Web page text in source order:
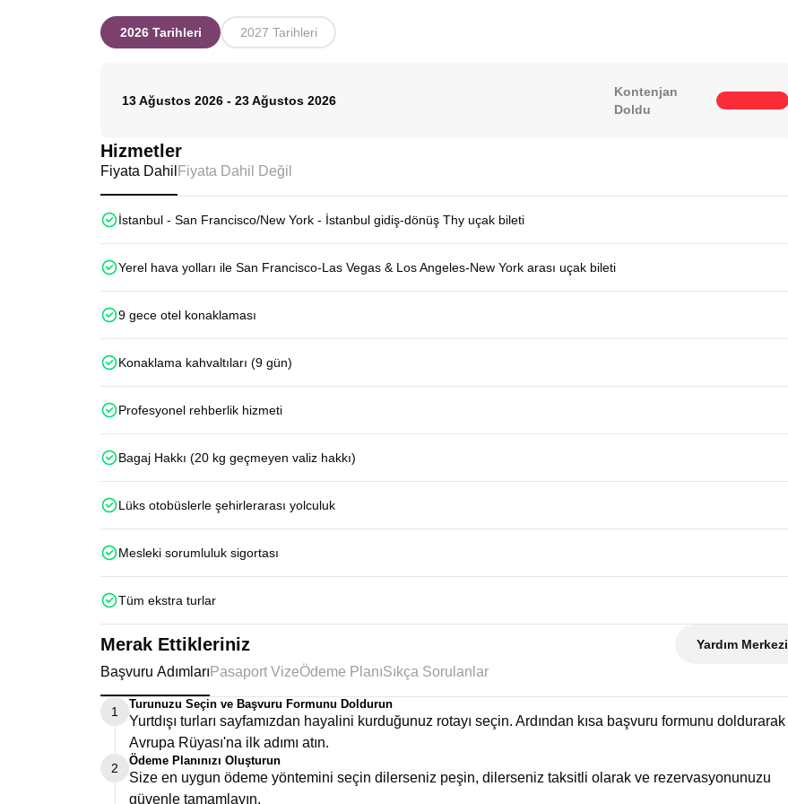
2026 Tarihleri 2027 Tarihleri
13 Ağustos 2026 - 23 Ağustos 2026
Kontenjan
Doldu
Hizmetler
Fiyata Dahil Fiyata Dahil Değil
İstanbul - San Francisco/New York - İstanbul gidiş-dönüş Thy uçak bileti
Yerel hava yolları ile San Francisco-Las Vegas & Los Angeles-New York arası uçak bileti
9 gece otel konaklaması
Konaklama kahvaltıları (9 gün)
Profesyonel rehberlik hizmeti
Bagaj Hakkı (20 kg geçmeyen valiz hakkı)
Lüks otobüslerle şehirlerarası yolculuk
Mesleki sorumluluk sigortası
Tüm ekstra turlar
Merak Ettikleriniz Yardım Merkezi
Başvuru Adımları Pasaport VizeÖdeme Planı Sıkça Sorulanlar
1
Turunuzu Seçin ve Başvuru Formunu Doldurun
Yurtdışı turları sayfamızdan hayalini kurduğunuz rotayı seçin. Ardından kısa başvuru formunu doldurarak
Avrupa Rüyası'na ilk adımı atın.
2
Ödeme Planınızı Oluşturun
Size en uygun ödeme yöntemini seçin dilerseniz peşin, dilerseniz taksitli olarak ve rezervasyonunuzu
güvenle tamamlayın.